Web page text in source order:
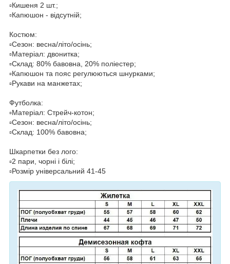
▫️Кишеня 2 шт.;
▫️Капюшон - відсутній;
Костюм:
▫️Сезон: весна/літо/осінь;
▫️Матеріал: двонитка;
▫️Склад: 80% бавовна, 20% поліестер;
▫️Капюшон та пояс регулюються шнурками;
▫️Рукави на манжетах;
Футболка:
▫️Матеріал: Стрейч-котон;
▫️Сезон: весна/літо/осінь;
▫️Склад: 100% бавовна;
Шкарпетки без лого:
▫️2 пари, чорні і білі;
▫️Розмір універсальний 41-45